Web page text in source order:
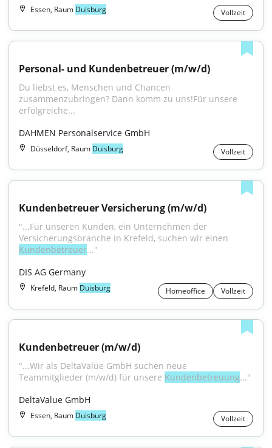
Essen, Raum Duisburg Vollzeit
Personal- und Kundenbetreuer (m/w/d)
Du liebst es, Menschen und Chancen
zusammenzubringen? Dann komm zu uns!Für unsere
erfolgreiche...
DAHMEN Personalservice GmbH
Düsseldorf, Raum Duisburg Vollzeit
Kundenbetreuer Versicherung (m/w/d)
"...Für unseren Kunden, ein Unternehmen der
Kundenbetreuer..."
DIS AG Germany
Krefeld, Raum Duisburg Homeoffice Vollzeit
Kundenbetreuer (m/w/d)
"...Wir als DeltaValue GmbH suchen neue
Teammitglieder (m/w/d) für unsere Kundenbetreuung..."
DeltaValue GmbH
Essen, Raum Duisburg Vollzeit